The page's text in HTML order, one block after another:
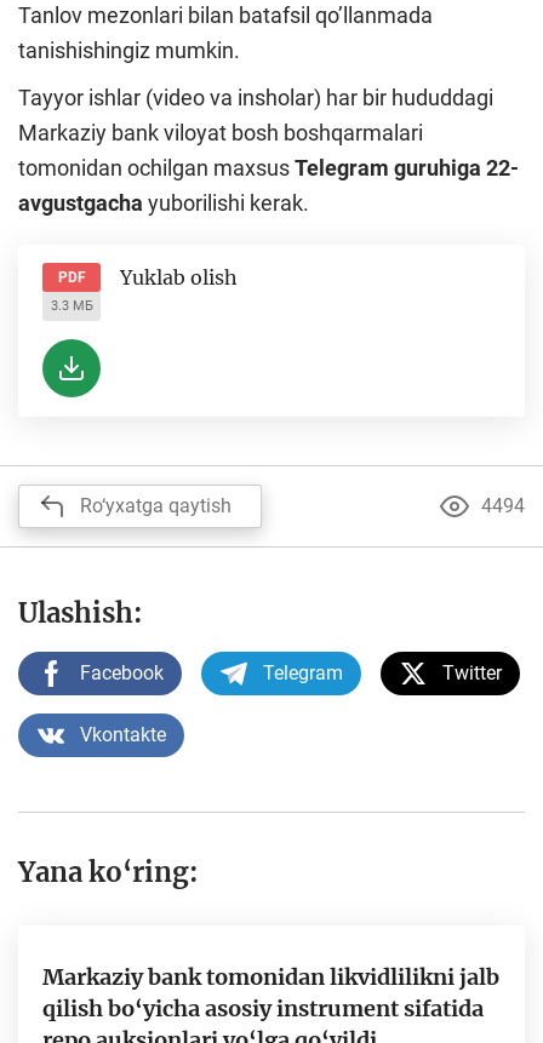
Tanlov mezonlari bilan batafsil qo’llanmada
tanishishingiz mumkin.
Tayyor ishlar (video va insholar) har bir hududdagi
Markaziy bank viloyat bosh boshqarmalari
tomonidan ochilgan maxsusTelegram guruhiga 22-
avgustgacha yuborilishi kerak.
PDF
3.3 МБ
Yuklab olish
Ro‘yxatga qaytish 4494
Ulashish:
Facebook Telegram Twitter
Vkontakte
Yana ko‘ring:
Markaziy bank tomonidan likvidlilikni jalb
qilish bo‘yicha asosiy instrument sifatida